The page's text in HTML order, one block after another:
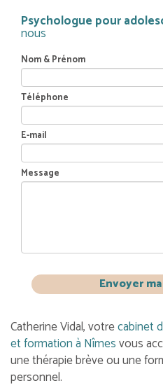
Psychologue pour
nous
Nom & Prénom
Téléphone
E-mail
Message
Envoyer
Catherine Vidal, votrecabinet
et formation à Nîmesvous
une thérapie brève ou une
personnel.